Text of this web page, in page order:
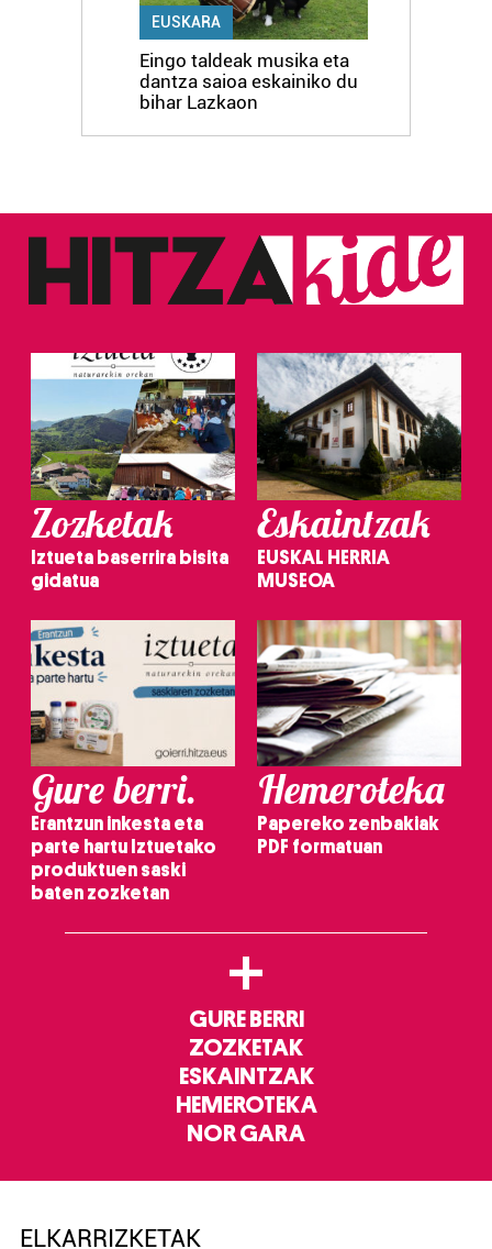
EUSKARA
Eingo taldeak musika eta
dantza saioa eskainiko du
bihar Lazkaon
Zozketak
Iztueta baserrira bisita
gidatua
Eskaintzak
EUSKAL HERRIA
MUSEOA
Gure berri.
Erantzun inkesta eta
parte hartu Iztuetako
produktuen saski
baten zozketan
Hemeroteka
Papereko zenbakiak
PDF formatuan
+
GURE BERRI
ZOZKETAK
ESKAINTZAK
HEMEROTEKA
NOR GARA
ELKARRIZKETAK